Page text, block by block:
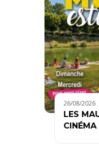
26/08/2026
LES
CINÉMA